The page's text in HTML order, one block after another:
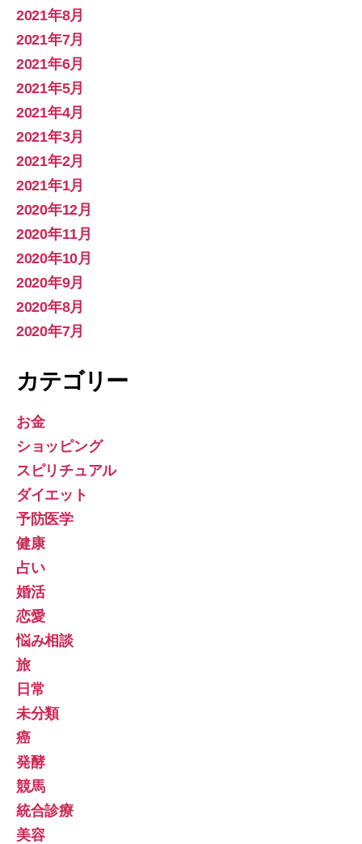
2021年8月
2021年7月
2021年6月
2021年5月
2021年4月
2021年3月
2021年2月
2021年1月
2020年12月
2020年11月
2020年10月
2020年9月
2020年8月
2020年7月
カテゴリー
お金
ショッピング
スピリチュアル
ダイエット
予防医学
健康
占い
婚活
恋愛
悩み相談
旅
日常
未分類
癌
発酵
競馬
統合診療
美容